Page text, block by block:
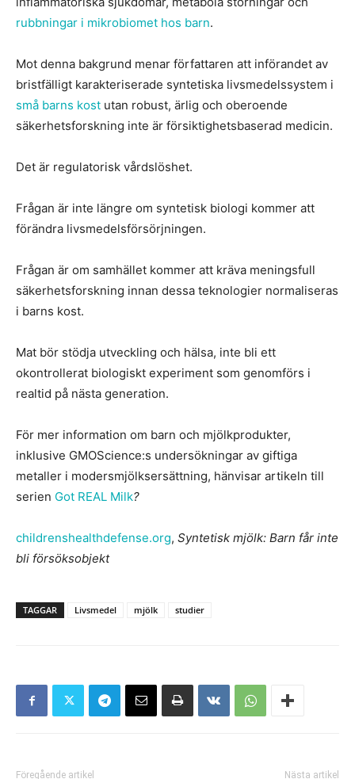
rubbningar i mikrobiomet hos barn.
Mot denna bakgrund menar författaren att införandet av
bristfälligt karakteriserade syntetiska livsmedelssystem i
små barns kost utan robust, ärlig och oberoende
säkerhetsforskning inte är försiktighetsbaserad medicin.
Det är regulatorisk vårdslöshet.
Frågan är inte längre om syntetisk biologi kommer att
förändra livsmedelsförsörjningen.
Frågan är om samhället kommer att kräva meningsfull
säkerhetsforskning innan dessa teknologier normaliseras
i barns kost.
Mat bör stödja utveckling och hälsa, inte bli ett
okontrollerat biologiskt experiment som genomförs i
realtid på nästa generation.
För mer information om barn och mjölkprodukter,
inklusive GMOScience:s undersökningar av giftiga
metaller i modersmjölksersättning, hänvisar artikeln till
serien Got REAL Milk?
childrenshealthdefense.org, Syntetisk mjölk: Barn får inte
bli försöksobjekt
TAGGAR Livsmedel mjölk studier
Föregående artikel Nästa artikel